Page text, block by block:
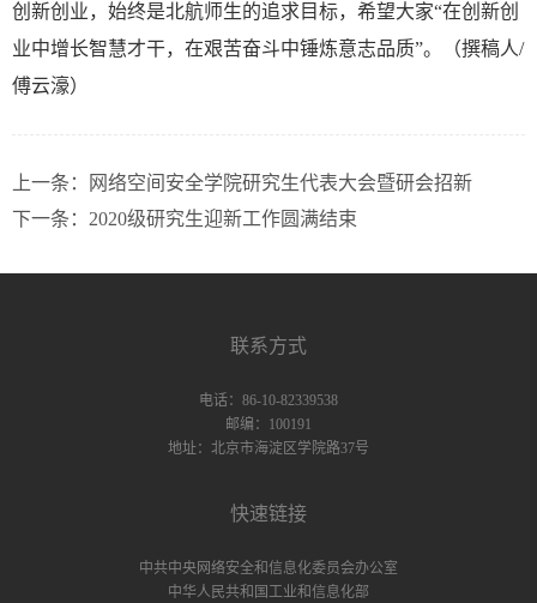
创新创业，始终是北航师生的追求目标，希望大家“在创新创
业中增长智慧才干，在艰苦奋斗中锤炼意志品质”。（撰稿人/
傅云濠）
上一条：
网络空间安全学院研究生代表大会暨研会招新
下一条： 2020级研究生迎新工作圆满结束
联系方式
电话：86-10-82339538
邮编：100191
地址：北京市海淀区学院路37号
快速链接
中共中央网络安全和信息化委员会办公室
中华人民共和国工业和信息化部